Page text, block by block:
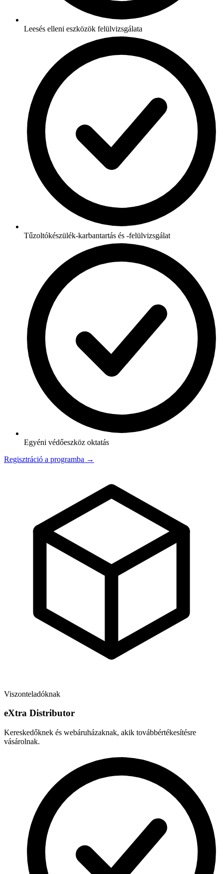
Leesés elleni eszközök felülvizsgálata
Tűzoltókészülék-karbantartás és -felülvizsgálat
Egyéni védőeszköz oktatás
Regisztráció a programba →
Viszonteladóknak
eXtra Distributor
Kereskedőknek és webáruházaknak, akik továbbértékesítésre
vásárolnak.